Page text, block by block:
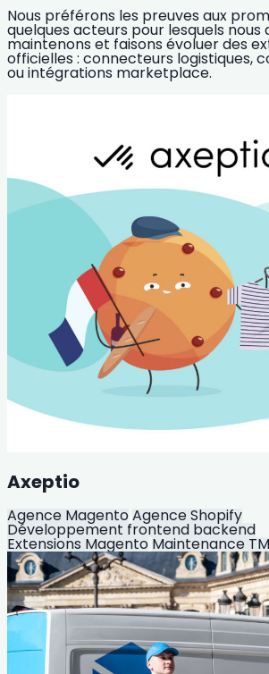
Nous préférons les preuves aux
quelques acteurs pour lesquels nous
maintenons et faisons évoluer des
officielles : connecteurs logistiques,
ou intégrations marketplace.
Axeptio
Agence MagentoAgence Shopify
Développement frontend backend
Extensions Magento Maintenance